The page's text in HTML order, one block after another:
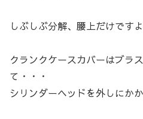
しぶしぶ分解、腰上だけですよ
クランクケースカバーはブラ
て・・・
シリンダーヘッドを外しにかか